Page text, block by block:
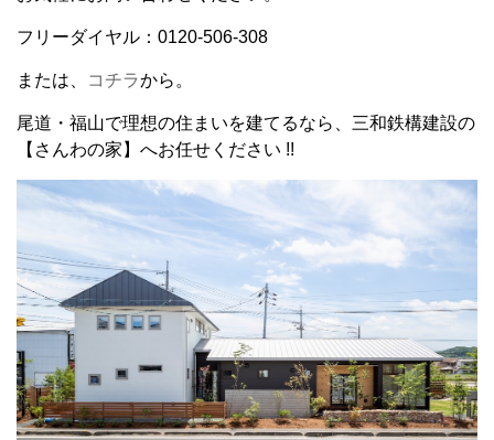
フリーダイヤル：0120-506-308
または、 コチラから。
尾道・福山で理想の住まいを建てるなら、三和鉄構建設の
【さんわの家】へお任せください !!